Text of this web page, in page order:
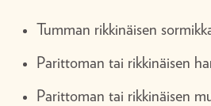
Tumman rikkinäisen
Parittoman tai rikkinäisen
Parittoman tai rikkinäisen